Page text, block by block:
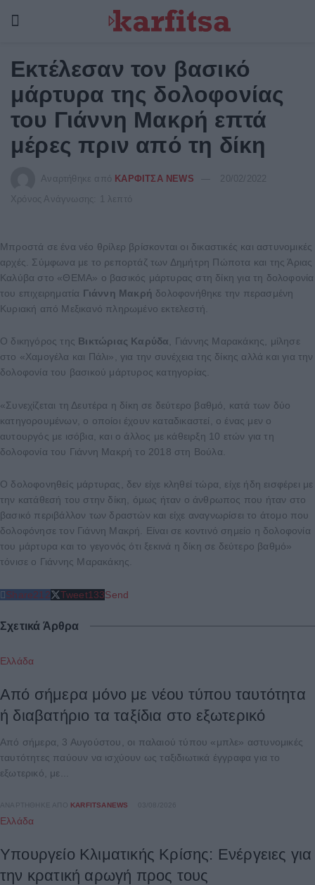
Εκτέλεσαν τον βασικό
μάρτυρα της δολοφονίας
του Γιάννη Μακρή επτά
μέρες πριν από τη δίκη
Αναρτήθηκε από ΚΑΡΦΙΤΣΑ NEWS
Χρόνος Ανάγνωσης: 1 λεπτό
Μπροστά σε ένα νέο θρίλερ βρίσκονται οι δικαστικές και αστυνομικές
αρχές. Σύμφωνα με το ρεπορτάζ των Δημήτρη Πώποτα και της Άριας
Καλύβα στο «ΘΕΜΑ» ο βασικός μάρτυρας στη δίκη για τη δολοφονία
του επιχειρηματία Γιάννη Μακρή δολοφονήθηκε την περασμένη
Κυριακή από Μεξικανό πληρωμένο εκτελεστή.
Ο δικηγόρος της Βικτώριας Καρύδα , Γιάννης Μαρακάκης, μίλησε
στο «Χαμογέλα και Πάλι», για την συνέχεια της δίκης αλλά και για την
δολοφονία του βασικού μάρτυρος κατηγορίας.
«Συνεχίζεται τη Δευτέρα η δίκη σε δεύτερο βαθμό, κατά των δύο
κατηγορουμένων, ο οποίοι έχουν καταδικαστεί, ο ένας μεν ο
αυτουργός με ισόβια, και ο άλλος με κάθειρξη 10 ετών για τη
δολοφονία του Γιάννη Μακρή το 2018 στη Βούλα.
Ο δολοφονηθείς μάρτυρας, δεν είχε κληθεί τώρα, είχε ήδη εισφέρει με
την κατάθεσή του στην δίκη, όμως ήταν ο άνθρωπος που ήταν στο
βασικό περιβάλλον των δραστών και είχε αναγνωρίσει το άτομο που
δολοφόνησε τον Γιάννη Μακρή. Είναι σε κοντινό σημείο η δολοφονία
του μάρτυρα και το γεγονός ότι ξεκινά η δίκη σε δεύτερο βαθμό»
τόνισε ο Γιάννης Μαρακάκης.
Share212 Tweet133Send
Σχετικά Άρθρα
Ελλάδα
Από σήμερα μόνο με νέου τύπου ταυτότητα
ή διαβατήριο τα ταξίδια στο εξωτερικό
Από σήμερα, 3 Αυγούστου, οι παλαιού τύπου «μπλε» αστυνομικές
ταυτότητες παύουν να ισχύουν ως ταξιδιωτικά έγγραφα για το
εξωτερικό, με...
ΑΝΑΡΤΉΘΗΚΕ ΑΠΌ KARFITSANEWS
Ελλάδα
Υπουργείο Κλιματικής Κρίσης: Ενέργειες για
την κρατική αρωγή προς τους